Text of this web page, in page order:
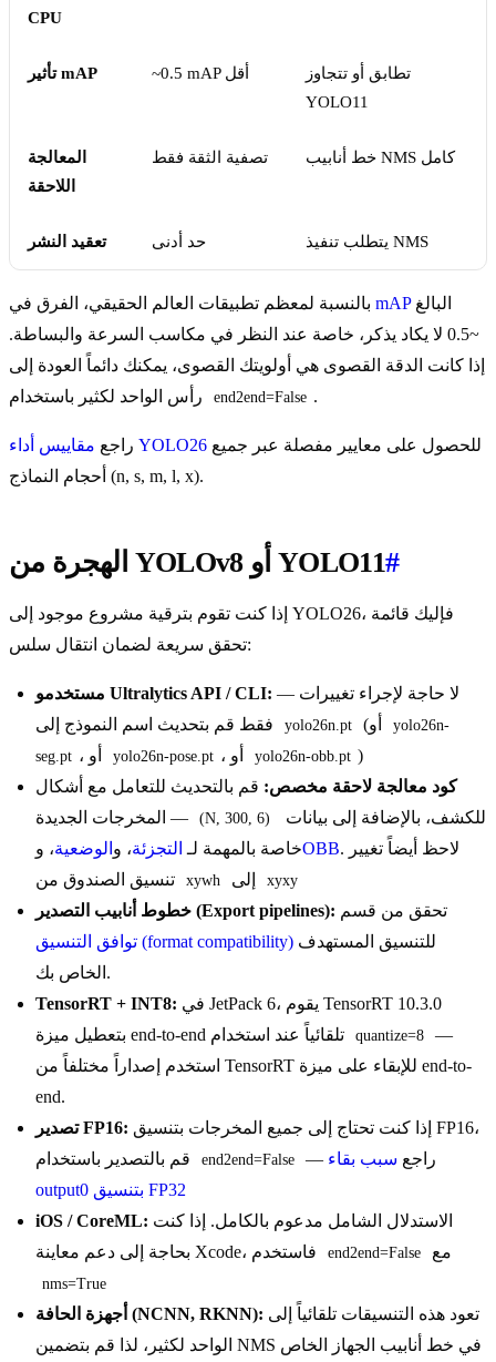
CPU
تأثير mAP ~0.5 mAP أقل
تطابق أو تتجاوز
YOLO11
المعالجة
اللاحقة
تصفية الثقة فقط خط أنابيب NMS كامل
تعقيد النشر حد أدنى يتطلب تنفيذ NMS
mAPالبالغ
~0.5 لا يكاد يذكر، خاصة عند النظر في مكاسب السرعة والبساطة.
إذا كانت الدقة القصوى هي أولويتك القصوى، يمكنك دائماً العودة إلى
end2end=False .
راجع مقاييس أداء YOLO26
أحجام النماذج (n, s, m, l, x).
الهجرة من YOLOv8 أو YOLO11#
إذا كنت تقوم بترقية مشروع موجود إلى YOLO26، فإليك قائمة
تحقق سريعة لضمان انتقال سلس:
مستخدمو Ultralytics API / CLI:
yolo26n.pt
yolo26n-
seg.pt
yolo26n-pose.pt yolo26n-obb.pt )
كود معالجة لاحقة مخصص: قم بالتحديث للتعامل مع أشكال
المخرجات الجديدة —
(N, 300, 6)
خاصة بالمهمة لـ التجزئة، و الوضعية، و OBB. لاحظ أيضاً تغيير
xywh xyxy
خطوط أنابيب التصدير (Export pipelines): تحقق من قسم
توافق التنسيق (format compatibility)
الخاص بك.
TensorRT + INT8:
quantize=8
—
استخدم إصداراً مختلفاً من TensorRT للإبقاء على ميزة end-to-
end.
تصدير FP16:
end2end=False — راجع سبب بقاء
output0 بتنسيق FP32
iOS / CoreML:
end2end=False مع
nms=True
أجهزة الحافة (NCNN, RKNN):
الواحد لكثير، لذا قم بتضمين NMS في خط أنابيب الجهاز الخاص